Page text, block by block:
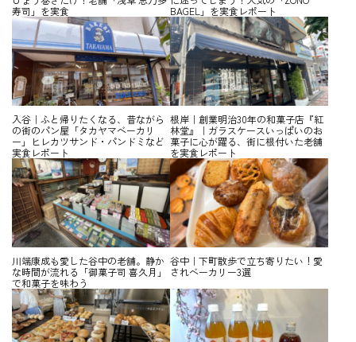
寿司」を実食
BAGEL」を実食レポート
入谷｜ふと帰りたくなる、昔ながら
の街のパン屋「タカヤマベーカリ
ー」ヒレカツサンド・パンドミなど
実食レポート
根岸｜創業明治30年の和菓子店『紅
林堂』｜ガラスケースいっぱいのお
菓子に心が躍る、街に根付いた老舗
を実食レポート
川端康成も愛した谷中の老舗。静か
な時間が流れる「御菓子司 喜久月」
で和菓子を味わう
谷中｜下町散歩で立ち寄りたい！愛
されベーカリー3選